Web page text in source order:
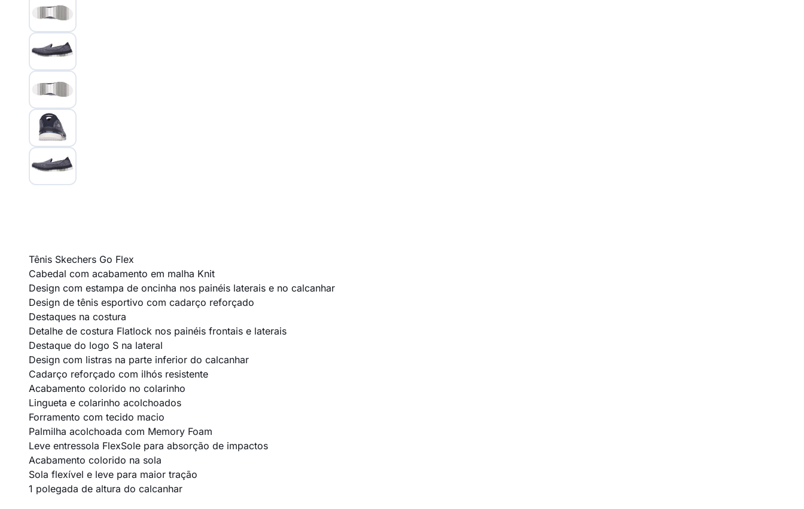
Tênis Skechers Go Flex
Cabedal com acabamento em malha Knit
Design com estampa de oncinha nos painéis laterais e no calcanhar
Design de tênis esportivo com cadarço reforçado
Destaques na costura
Detalhe de costura Flatlock nos painéis frontais e laterais
Destaque do logo S na lateral
Design com listras na parte inferior do calcanhar
Cadarço reforçado com ilhós resistente
Acabamento colorido no colarinho
Lingueta e colarinho acolchoados
Forramento com tecido macio
Palmilha acolchoada com Memory Foam
Leve entressola FlexSole para absorção de impactos
Acabamento colorido na sola
Sola flexível e leve para maior tração
1 polegada de altura do calcanhar